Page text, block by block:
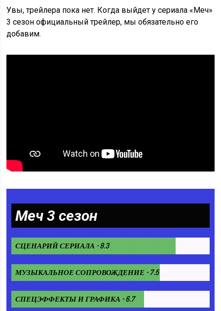
Увы, трейлера пока нет. Когда выйдет у сериала «Меч»
3 сезон официальный трейлер, мы обязательно его
добавим.
Меч 3 сезон
СЦЕНАРИЙ СЕРИАЛА - 8.3
МУЗЫКАЛЬНОЕ СОПРОВОЖДЕНИЕ - 7.5
СПЕЦЭФФЕКТЫ И ГРАФИКА - 6.7